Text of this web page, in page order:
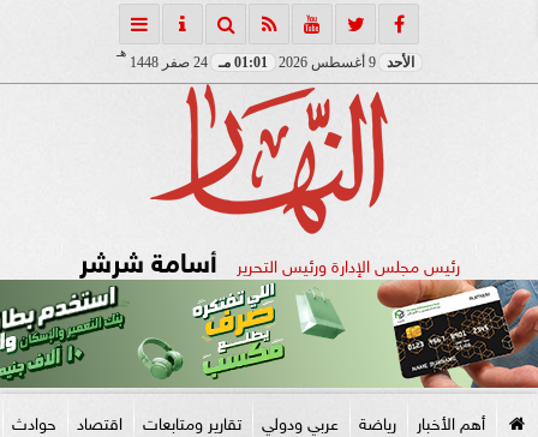
الأحد 01:01 مـ 24 صفر 1448
هـ
رئيس مجلس الإدارة ورئيس التحرير أسامة شرشر
أهم الأخبار رياضة عربي ودولي تقارير ومتابعات اقتصاد حوادث